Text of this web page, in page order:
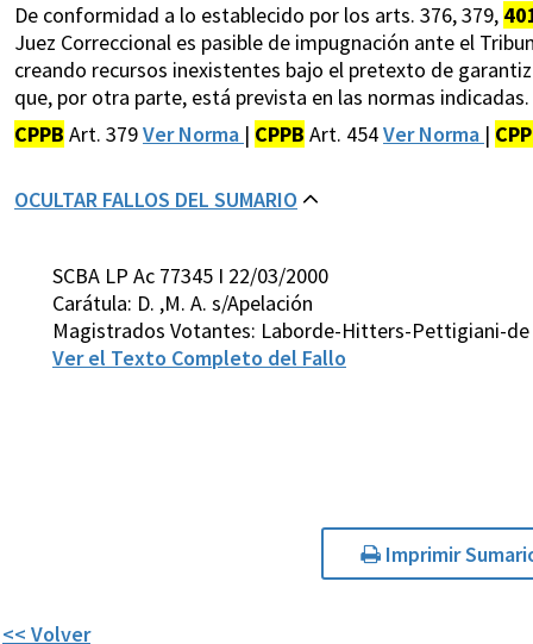
De conformidad a lo establecido por los arts. 376, 379,
Juez Correccional es pasible de impugnación ante el
creando recursos inexistentes bajo el pretexto de
que, por otra parte, está prevista en las normas indicadas.
CPPB Art. 379Ver Norma | CPPB Art. 454Ver Norma |
OCULTAR FALLOS DEL SUMARIO
SCBA LP Ac 77345 I 22/03/2000
Carátula: D. ,M. A. s/Apelación
Magistrados Votantes: Laborde-Hitters-Pettigiani-de
Ver el Texto Completo del Fallo
Imprimir
<< Volver